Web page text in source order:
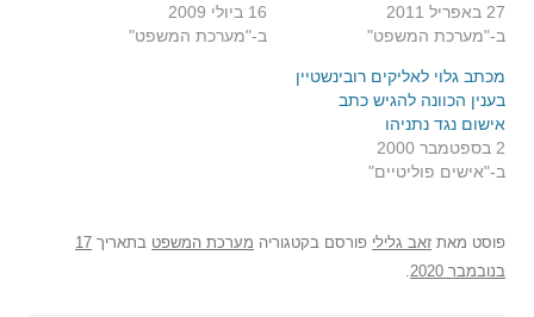
27 באפריל 2011
ב-"מערכת המשפט"
16 ביולי 2009
ב-"מערכת המשפט"
מכתב גלוי לאליקים רובינשטיין
בענין הכוונה להגיש כתב
אישום נגד נתניהו
2 בספטמבר 2000
ב-"אישים פוליטיים"
פוסט מאת זאב גלילי פורסם בקטגוריה מערכת המשפט בתאריך 17
בנובמבר 2020